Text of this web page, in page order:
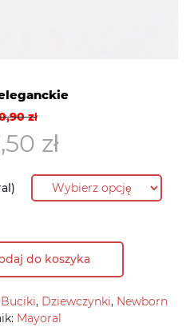
zł
Pierwotna
cena
wynosiła:
zł
Aktualna
cena
wynosi:
do koszyka
Buciki, Dziewczynki, Newborn
Mayoral